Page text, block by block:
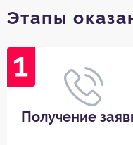
Этапы
Получение